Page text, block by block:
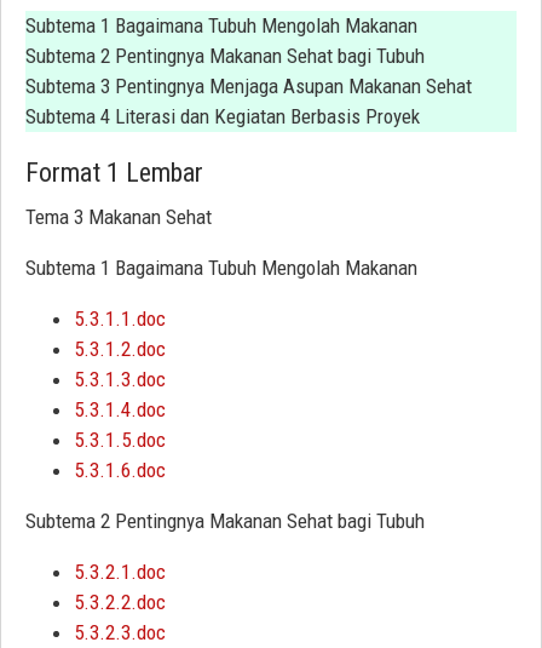
Subtema 1 Bagaimana Tubuh Mengolah Makanan
Subtema 2 Pentingnya Makanan Sehat bagi Tubuh
Subtema 3 Pentingnya Menjaga Asupan Makanan Sehat
Subtema 4 Literasi dan Kegiatan Berbasis Proyek
Format 1 Lembar
Tema 3 Makanan Sehat
Subtema 1 Bagaimana Tubuh Mengolah Makanan
5.3.1.1.doc
5.3.1.2.doc
5.3.1.3.doc
5.3.1.4.doc
5.3.1.5.doc
5.3.1.6.doc
Subtema 2 Pentingnya Makanan Sehat bagi Tubuh
5.3.2.1.doc
5.3.2.2.doc
5.3.2.3.doc